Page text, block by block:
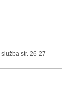
str. 26-27